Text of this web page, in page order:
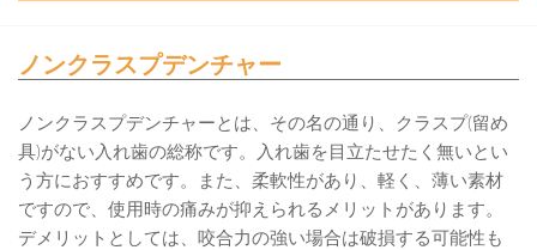
ノンクラスプデンチャー
ノンクラスプデンチャーとは、その名の通り、クラスプ(留め
具)がない入れ歯の総称です。入れ歯を目立たせたく無いとい
う方におすすめです。また、柔軟性があり、軽く、薄い素材
ですので、使用時の痛みが抑えられるメリットがあります。
デメリットとしては、咬合力の強い場合は破損する可能性も